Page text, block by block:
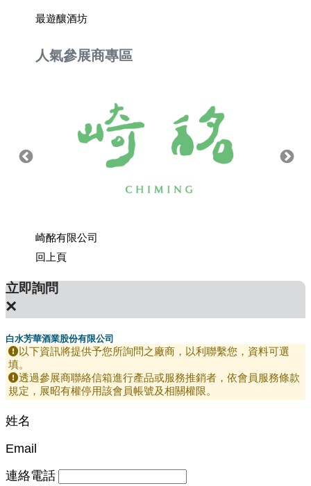
最遊釀酒坊
人氣參展商專區
崎酩有限公司
回上頁
立即詢問
×
白水芳華酒業股份有限公司
以下資訊將提供予您所詢問之廠商，以利聯繫您，資料可選
填。
透過參展商聯絡信箱進行產品或服務推銷者，依會員服務條款
規定，展昭有權停用該會員帳號及相關權限。
姓名
Email
連絡電話